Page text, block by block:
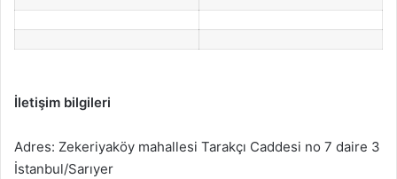
İletişim bilgileri
Adres: Zekeriyaköy mahallesi Tarakçı Caddesi no 7 daire 3
İstanbul/Sarıyer